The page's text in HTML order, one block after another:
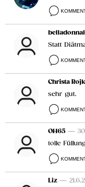
Statt
Christa
sehr gut.
OH65 —
tolle
Liz —